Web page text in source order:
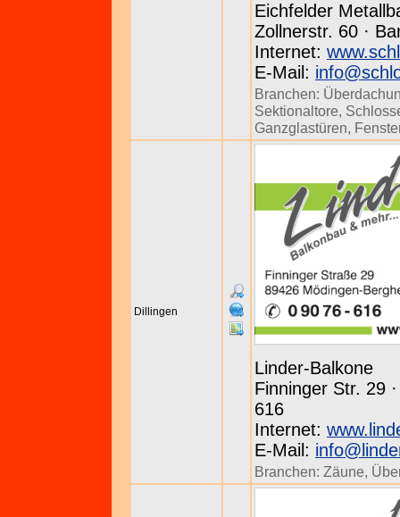
Eichfelder
Zollnerstr. 60 ·
Internet:
E-Mail:
Branchen:
Sektionaltore,
Ganzglastüren,
Dillingen
Linder-Balkone
Finninger Str. 29
616
Internet:
E-Mail:
Branchen: Zäune,